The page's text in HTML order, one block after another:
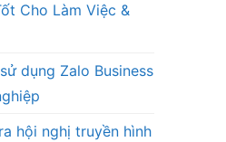
Cho Làm Việc &
dụng Zalo Business
hội nghị truyền hình